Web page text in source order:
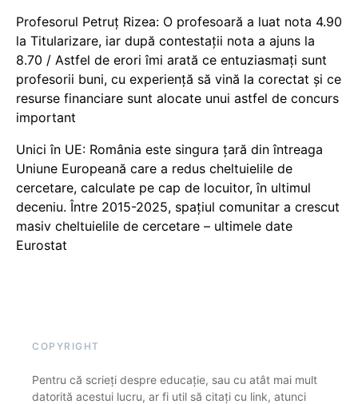
Profesorul Petruț Rizea: O profesoară a luat nota 4.90
la Titularizare, iar după contestații nota a ajuns la
8.70 / Astfel de erori îmi arată ce entuziasmați sunt
profesorii buni, cu experiență să vină la corectat și ce
resurse financiare sunt alocate unui astfel de concurs
important
Unici în UE: România este singura țară din întreaga
Uniune Europeană care a redus cheltuielile de
cercetare, calculate pe cap de locuitor, în ultimul
deceniu. Între 2015-2025, spațiul comunitar a crescut
masiv cheltuielile de cercetare – ultimele date
Eurostat
COPYRIGHT
Pentru că scrieți despre educație, sau cu atât mai mult
datorită acestui lucru, ar fi util să citați cu link, atunci